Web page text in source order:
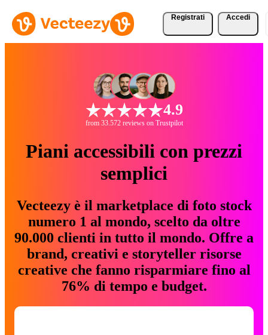
Registrati Accedi
4.9
from 33.572 reviews on Trustpilot
Piani accessibili con prezzi
semplici
Vecteezy è il marketplace di foto stock
numero 1 al mondo, scelto da oltre
90.000 clienti in tutto il mondo. Offre a
brand, creativi e storyteller risorse
creative che fanno risparmiare fino al
76% di tempo e budget.